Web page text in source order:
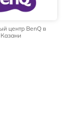
центр BenQ в
Казани